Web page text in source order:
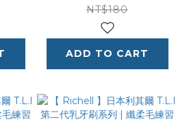
牙刷 STEP 4_2入 (附
護喉環) 18個月
NT$180
ADD TO CART